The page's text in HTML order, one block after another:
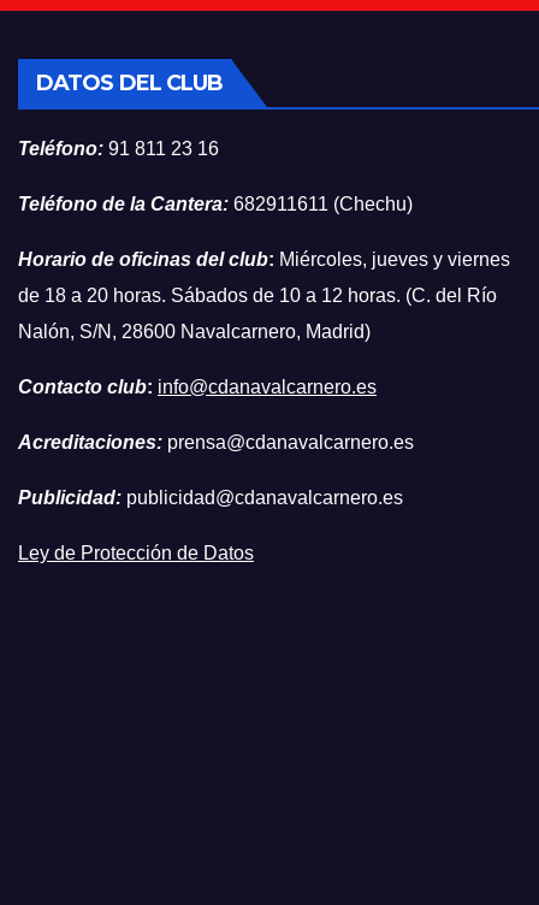
DATOS DEL CLUB
Teléfono: 91 811 23 16
Teléfono de la Cantera: 682911611 (Chechu)
Horario de oficinas del club: Miércoles, jueves y viernes
de 18 a 20 horas. Sábados de 10 a 12 horas. (C. del Río
Nalón, S/N, 28600 Navalcarnero, Madrid)
Contacto club: info@cdanavalcarnero.es
Acreditaciones: prensa@cdanavalcarnero.es
Publicidad: publicidad@cdanavalcarnero.es
Ley de Protección de Datos